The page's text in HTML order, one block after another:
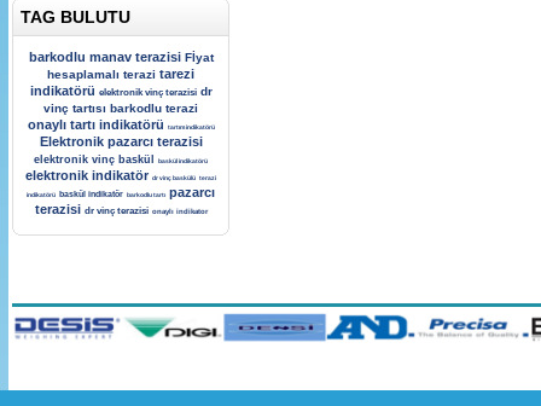
TAG BULUTU
barkodlu manav terazisi Fİyat
hesaplamalı terazi tarezi
indikatörü elektronik vinç terazisi dr
vinç tartısı barkodlu terazi
onaylı tartı indikatörü tartım indikatörü
Elektronik pazarcı terazisi
elektronik vinç baskül baskül indikatörü
elektronik indikatör dr vinç baskülü terazi
indikatörü baskül indikatör barkodlu tartı pazarcı
terazisi dr vinç terazisi onaylı indikator